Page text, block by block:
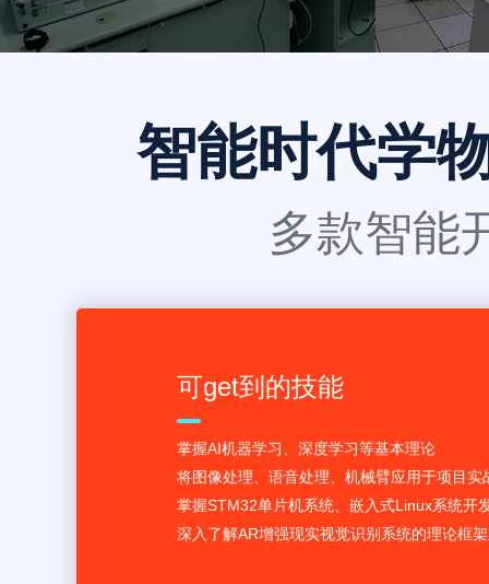
智能时代学
多款智能
可get到的技能
掌握AI机器学习、深度学习等基本理论
将图像处理、语音处理、机械臂应用于项目实
掌握STM32单片机系统、嵌入式Linux系统开
深入了解AR增强现实视觉识别系统的理论框